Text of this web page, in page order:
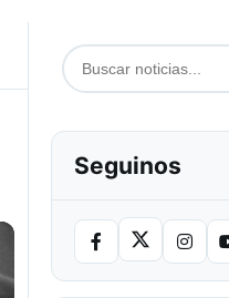
Seguinos